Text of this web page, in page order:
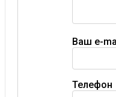
Ваш e-
Телефон